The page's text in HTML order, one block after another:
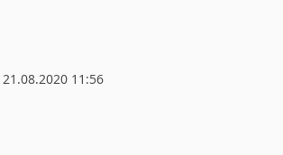
21.08.2020 11:56